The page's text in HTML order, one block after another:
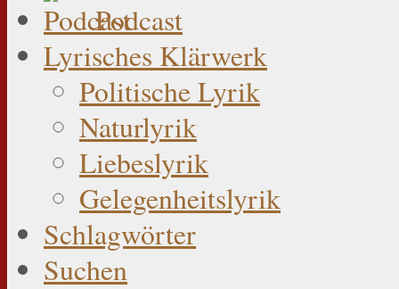
Podcast
Lyrisches Klärwerk
Politische Lyrik
Naturlyrik
Liebeslyrik
Gelegenheitslyrik
Schlagwörter
Suchen